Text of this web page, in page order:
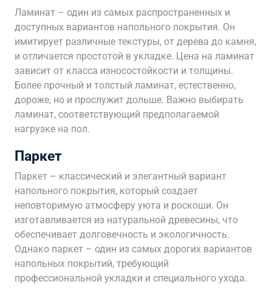
Ламинат – один из самых распространенных и
доступных вариантов напольного покрытия. Он
имитирует различные текстуры, от дерева до камня,
и отличается простотой в укладке. Цена на ламинат
зависит от класса износостойкости и толщины.
Более прочный и толстый ламинат, естественно,
дороже, но и прослужит дольше. Важно выбирать
ламинат, соответствующий предполагаемой
нагрузке на пол.
Паркет
Паркет – классический и элегантный вариант
напольного покрытия, который создает
неповторимую атмосферу уюта и роскоши. Он
изготавливается из натуральной древесины, что
обеспечивает долговечность и экологичность.
Однако паркет – один из самых дорогих вариантов
напольных покрытий, требующий
профессиональной укладки и специального ухода.